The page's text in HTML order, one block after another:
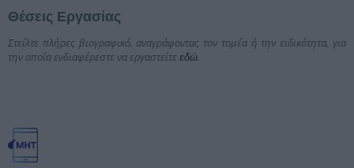
Θέσεις Εργασίας
Στείλτε πλήρες βιογραφικό, αναγράφοντας τον τομέα ή την ειδικότητα, για
την οποία ενδιαφέρεστε να εργαστείτε εδώ.